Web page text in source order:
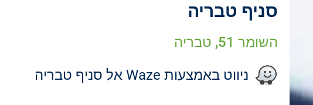
סניף טבריה
השומר 51, טבריה
ניווט באמצעות Waze אל סניף טבריה